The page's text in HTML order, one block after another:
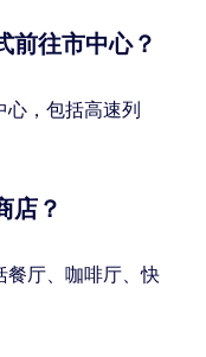
前往市中心？
心，包括高速列
店？
餐厅、咖啡厅、快